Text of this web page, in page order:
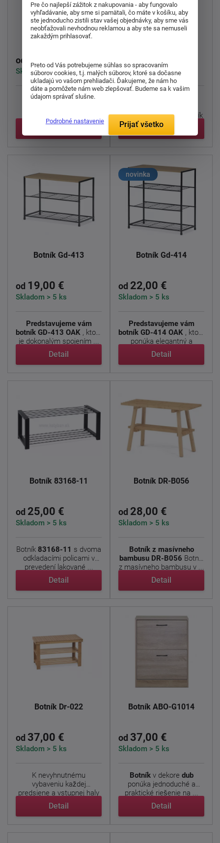
Botník GD-406
od 11,00 €
Skladom > 5 ks
Priestrannýbotník
Botník DR-B010
18,00 €
Skladom > 5 ks
policami DR-B010
z ...
Detail
Botník Gd-413
od 19,00 €
Skladom > 5 ks
Predstavujeme vám
botník GD-413 OAK , ktorý
je dokonalým spojením ...
Detail
novinka
Botník Gd-414
od 22,00 €
Skladom > 5 ks
Predstavujeme vám
botník GD-414 OAK , ktorý
ponúka elegantný a
funkčný ...
Detail
Botník 83168-11
od 25,00 €
Skladom > 5 ks
Botník 83168-11 s dvoma
odkladacími policami v
prevedení lakované ...
Detail
Botník DR-B056
od 28,00 €
Skladom > 5 ks
Botník z masívneho
bambusu DR-B056
z masívneho bambusu v ...
Detail
Botník Dr-022
od 37,00 €
Skladom > 5 ks
K nevyhnutnému
vybaveniu každej
predsiene a vstupnej haly
patrí ...
Detail
Botník ABO-G1014
od 37,00 €
Skladom > 5 ks
Botníkv dekore dub
ponúka jednoduché a
praktické riešenie na ...
Detail
Pre čo najlepší zážitok z nakupovania - aby fungovalo
vyhľadávanie, aby sme si pamätali, čo máte v košíku, aby
ste jednoducho zistili stav vašej objednávky, aby sme vás
neobťažovali nevhodnou reklamou a aby ste sa nemuseli
zakaždým prihlasovať.
Preto od Vás potrebujeme súhlas so spracovaním
súborov cookies, t.j. malých súborov, ktoré sa dočasne
ukladajú vo vašom prehliadači. Ďakujeme, že nám ho
dáte a pomôžete nám web zlepšovať. Budeme sa k vašim
údajom správať slušne.
Podrobné nastavenie Prijať všetko